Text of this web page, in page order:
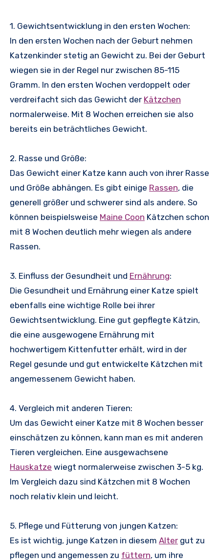
1. Gewichtsentwicklung in den ersten Wochen:
In den ersten Wochen nach der Geburt nehmen
Katzenkinder stetig an Gewicht zu. Bei der Geburt
wiegen sie in der Regel nur zwischen 85-115
Gramm. In den ersten Wochen verdoppelt oder
verdreifacht sich das Gewicht der Kätzchen
normalerweise. Mit 8 Wochen erreichen sie also
bereits ein beträchtliches Gewicht.
2. Rasse und Größe:
Das Gewicht einer Katze kann auch von ihrer Rasse
und Größe abhängen. Es gibt einige Rassen, die
generell größer und schwerer sind als andere. So
können beispielsweise Maine Coon Kätzchen schon
mit 8 Wochen deutlich mehr wiegen als andere
Rassen.
3. Einfluss der Gesundheit und Ernährung:
Die Gesundheit und Ernährung einer Katze spielt
ebenfalls eine wichtige Rolle bei ihrer
Gewichtsentwicklung. Eine gut gepflegte Kätzin,
die eine ausgewogene Ernährung mit
hochwertigem Kittenfutter erhält, wird in der
Regel gesunde und gut entwickelte Kätzchen mit
angemessenem Gewicht haben.
4. Vergleich mit anderen Tieren:
Um das Gewicht einer Katze mit 8 Wochen besser
einschätzen zu können, kann man es mit anderen
Tieren vergleichen. Eine ausgewachsene
Hauskatze wiegt normalerweise zwischen 3-5 kg.
Im Vergleich dazu sind Kätzchen mit 8 Wochen
noch relativ klein und leicht.
5. Pflege und Fütterung von jungen Katzen:
Es ist wichtig, junge Katzen in diesem Alter gut zu
pflegen und angemessen zu füttern, um ihre